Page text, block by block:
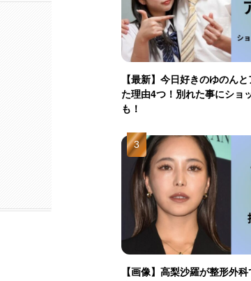
【最新】今日好きのゆのん
た理由4つ！別れた事にショ
も！
【画像】高梨沙羅が整形外